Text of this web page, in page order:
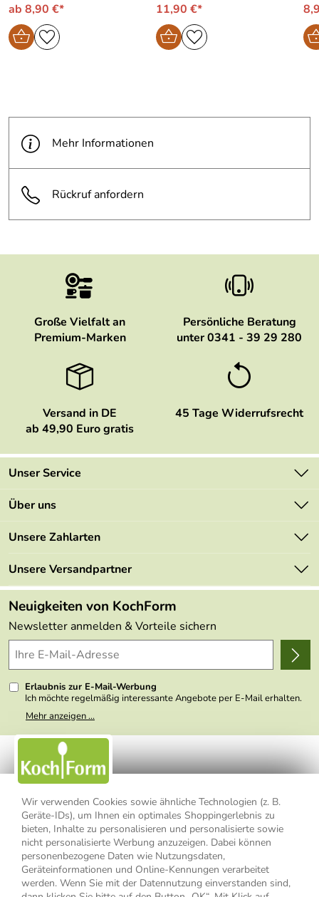
Wir verwenden Cookies sowie ähnliche Technologien (z. B.
Geräte-IDs), um Ihnen ein optimales Shoppingerlebnis zu
bieten, Inhalte zu personalisieren und personalisierte sowie
nicht personalisierte Werbung anzuzeigen. Dabei können
personenbezogene Daten wie Nutzungsdaten,
Geräteinformationen und Online-Kennungen verarbeitet
werden. Wenn Sie mit der Datennutzung einverstanden sind,
ab 8,90 €* 11,90 €*
Mehr Informationen
Rückruf anfordern
Große Vielfalt an
Premium-Marken
Persönliche Beratung
unter 0341 - 39 29 280
Versand in DE
ab 49,90 Euro gratis
45 Tage Widerrufsrecht
Unser Service
Kontakt
Mehrwertsteuerfrei
Retourenportal
FAQs
Lieferbedingungen
Delivery Terms
Kundenlogin
Über uns
Marken
Angebote
Made in Germany
Themen
Wir über uns
Presse
Unsere Zahlarten
Unsere Versandpartner
Neuigkeiten von KochForm
Newsletter anmelden & Vorteile sichern
Erlaubnis zur E-Mail-Werbung
Ich möchte regelmäßig interessante Angebote per E-Mail erhalten.
Meine E-Mail-Adresse wird nicht an andere Unternehmen
weitergegeben. Zu statistischen Zwecken wird in anonymer Form
nicht erkennbar, welche konkrete Person geklickt hat. Diese
Einwilligung zur Nutzung meiner E-Mail- Adresse für Werbezwecke
kann ich jederzeit mit Wirkung für die Zukunft widerrufen, indem ich
den Link "Abmelden" am Ende des Newsletters anklicke oder die
Option Newsletter im Mitgliederbereich deaktiviere. Die
Mehr anzeigen ...
Impressum Datenschutzerklärung
AGB
Widerrufsbelehrung
Widerrufsformular
Vertrag widerrufen